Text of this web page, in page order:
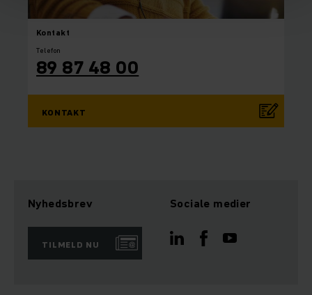
Kontakt
Telefon
89 87 48 00
KONTAKT
Nyhedsbrev
TILMELD NU
Sociale medier